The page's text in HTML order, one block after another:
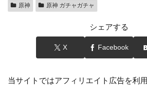
原神 原神 ガチャガチャ
シェアする
X Facebook
当サイトではアフィリエイト広告を利